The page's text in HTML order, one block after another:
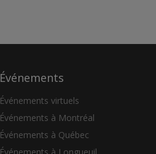
Événements
Événements virtuels
Événements à Montréal
Événements à Québec